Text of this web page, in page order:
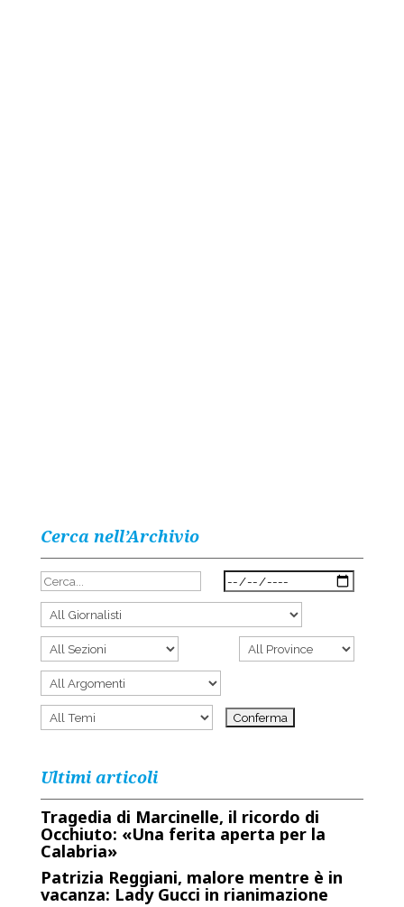
Cerca nell’Archivio
Ultimi articoli
Tragedia di Marcinelle, il ricordo di
Occhiuto: «Una ferita aperta per la
Calabria»
Patrizia Reggiani, malore mentre è in
vacanza: Lady Gucci in rianimazione